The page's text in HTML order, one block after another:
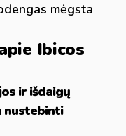
mėgsta
Ibicos
ir išdaigų
nustebinti